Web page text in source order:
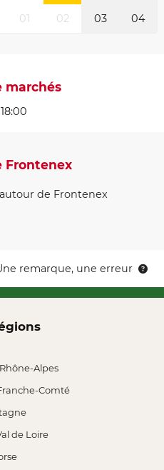
01 02 03 04
marchés
Frontenex
de Frontenex
remarque, une erreur
Alpes
Comté
de Loire